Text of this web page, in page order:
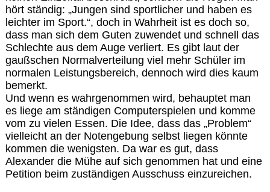
hört ständig: „Jungen sind sportlicher und haben es
leichter im Sport.“, doch in Wahrheit ist es doch so,
dass man sich dem Guten zuwendet und schnell das
Schlechte aus dem Auge verliert. Es gibt laut der
gaußschen Normalverteilung viel mehr Schüler im
normalen Leistungsbereich, dennoch wird dies kaum
bemerkt.
Und wenn es wahrgenommen wird, behauptet man
es liege am ständigen Computerspielen und komme
vom zu vielen Essen. Die Idee, dass das „Problem“
vielleicht an der Notengebung selbst liegen könnte
kommen die wenigsten. Da war es gut, dass
Alexander die Mühe auf sich genommen hat und eine
Petition beim zuständigen Ausschuss einzureichen.